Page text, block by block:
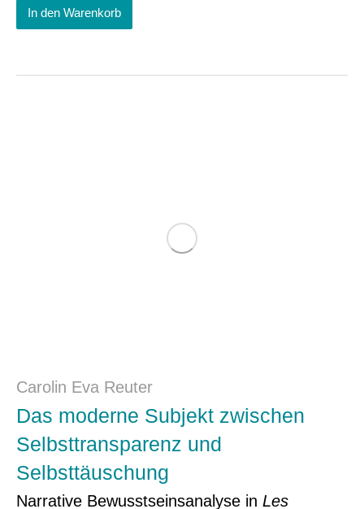
In den Warenkorb
Carolin Eva Reuter
Das moderne Subjekt zwischen
Selbsttransparenz und
Selbsttäuschung
Narrative Bewusstseinsanalyse in Les